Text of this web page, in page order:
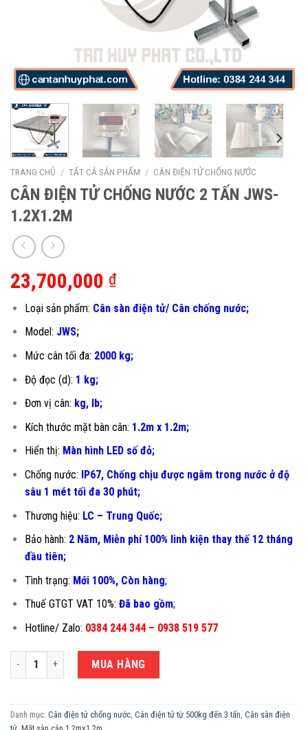
TRANG CHỦ / TẤT CẢ SẢN PHẨM / CÂN ĐIỆN TỬ CHỐNG NƯỚC
CÂN ĐIỆN TỬ CHỐNG NƯỚC 2 TẤN JWS-
1.2X1.2M
23,700,000 ₫
Loại sản phẩm: Cân sàn điện tử/ Cân chống nước;
Model: JWS;
Mức cân tối đa: 2000 kg;
Độ đọc (d): 1 kg;
Đơn vị cân: kg, lb;
Kích thước mặt bàn cân: 1.2m x 1.2m;
Hiển thị: Màn hình LED số đỏ;
Chống nước: IP67, Chống chịu được ngâm trong nước ở độ
sâu 1 mét tối đa 30 phút;
Thương hiệu: LC – Trung Quốc;
Bảo hành: 2 Năm, Miễn phí 100% linh kiện thay thế 12 tháng
đầu tiên;
Tình trạng: Mới 100%, Còn hàng;
Thuế GTGT VAT 10%: Đã bao gồm;
Hotline/ Zalo: 0384 244 344 – 0938 519 577
CÂN ĐIỆN TỬ CHỐNG NƯỚC 2 TẤN JWS-1.2X1.2M số lượng
MUA HÀNG
Danh mục: Cân điện tử chống nước Cân điện tử từ 500kg đến 3 tấn Cân sàn điện